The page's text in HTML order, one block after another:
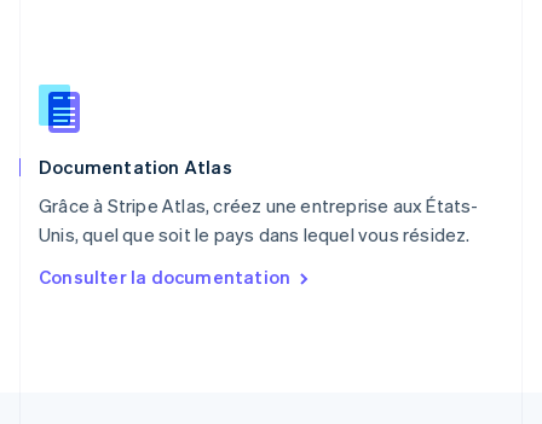
Documentation Atlas
Grâce à Stripe Atlas, créez une entreprise aux États-
Unis, quel que soit le pays dans lequel vous résidez.
Consulter la documentation
English
Roumanie
Royaume-Uni
Singapour
English简体中文
English